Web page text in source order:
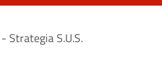
Strategia S.U.S.